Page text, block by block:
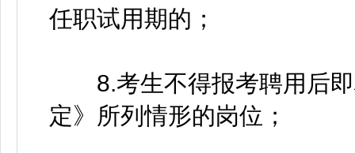
任职试用期的；
8.考生不得报考聘用后即
定》所列情形的岗位；